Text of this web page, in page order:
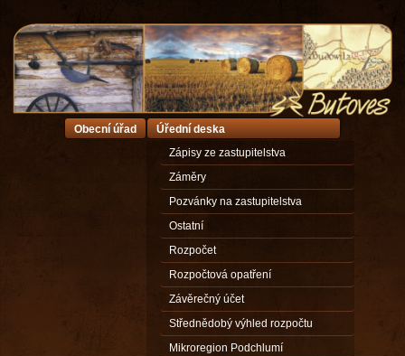
Obecní úřad
Úřední deska
Zápisy ze zastupitelstva
Záměry
Pozvánky na zastupitelstva
Ostatní
Rozpočet
Rozpočtová opatření
Závěrečný účet
Střednědobý výhled rozpočtu
Mikroregion Podchlumí